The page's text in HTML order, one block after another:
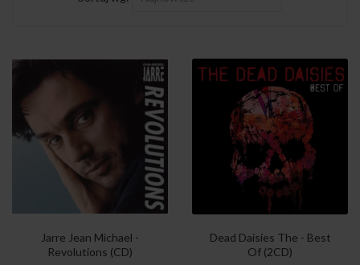
Jarre Jean Michael -
Revolutions (CD)
Dead Daisies The - Best
Of (2CD)